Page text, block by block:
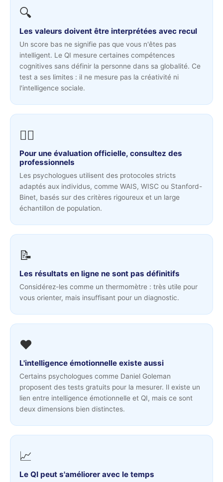
🔍
Les valeurs doivent être interprétées avec recul
Un score bas ne signifie pas que vous n'êtes pas
intelligent. Le QI mesure certaines compétences
cognitives sans définir la personne dans sa globalité. Ce
test a ses limites : il ne mesure pas la créativité ni
l'intelligence sociale.
👨‍⚕️
Pour une évaluation officielle, consultez des
professionnels
Les psychologues utilisent des protocoles stricts
adaptés aux individus, comme WAIS, WISC ou Stanford-
Binet, basés sur des critères rigoureux et un large
échantillon de population.
📝
Les résultats en ligne ne sont pas définitifs
Considérez-les comme un thermomètre : très utile pour
vous orienter, mais insuffisant pour un diagnostic.
❤️
L'intelligence émotionnelle existe aussi
Certains psychologues comme Daniel Goleman
proposent des tests gratuits pour la mesurer. Il existe un
lien entre intelligence émotionnelle et QI, mais ce sont
deux dimensions bien distinctes.
📈
Le QI peut s'améliorer avec le temps